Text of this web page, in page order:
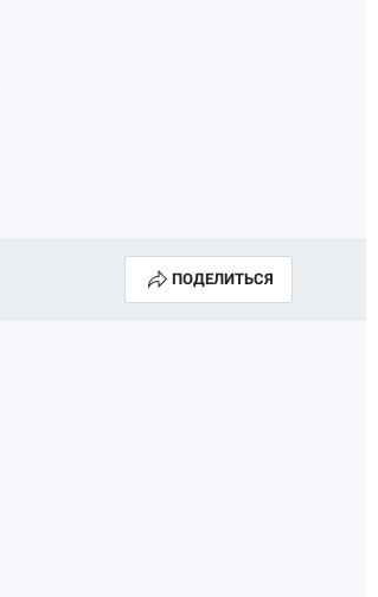
ПОДЕЛИТЬСЯ